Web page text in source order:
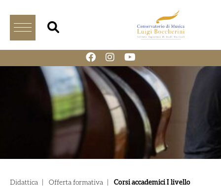
Didattica Offerta formativa Corsi accademici I livello